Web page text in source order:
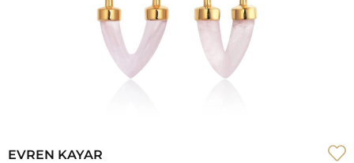
EVREN KAYAR